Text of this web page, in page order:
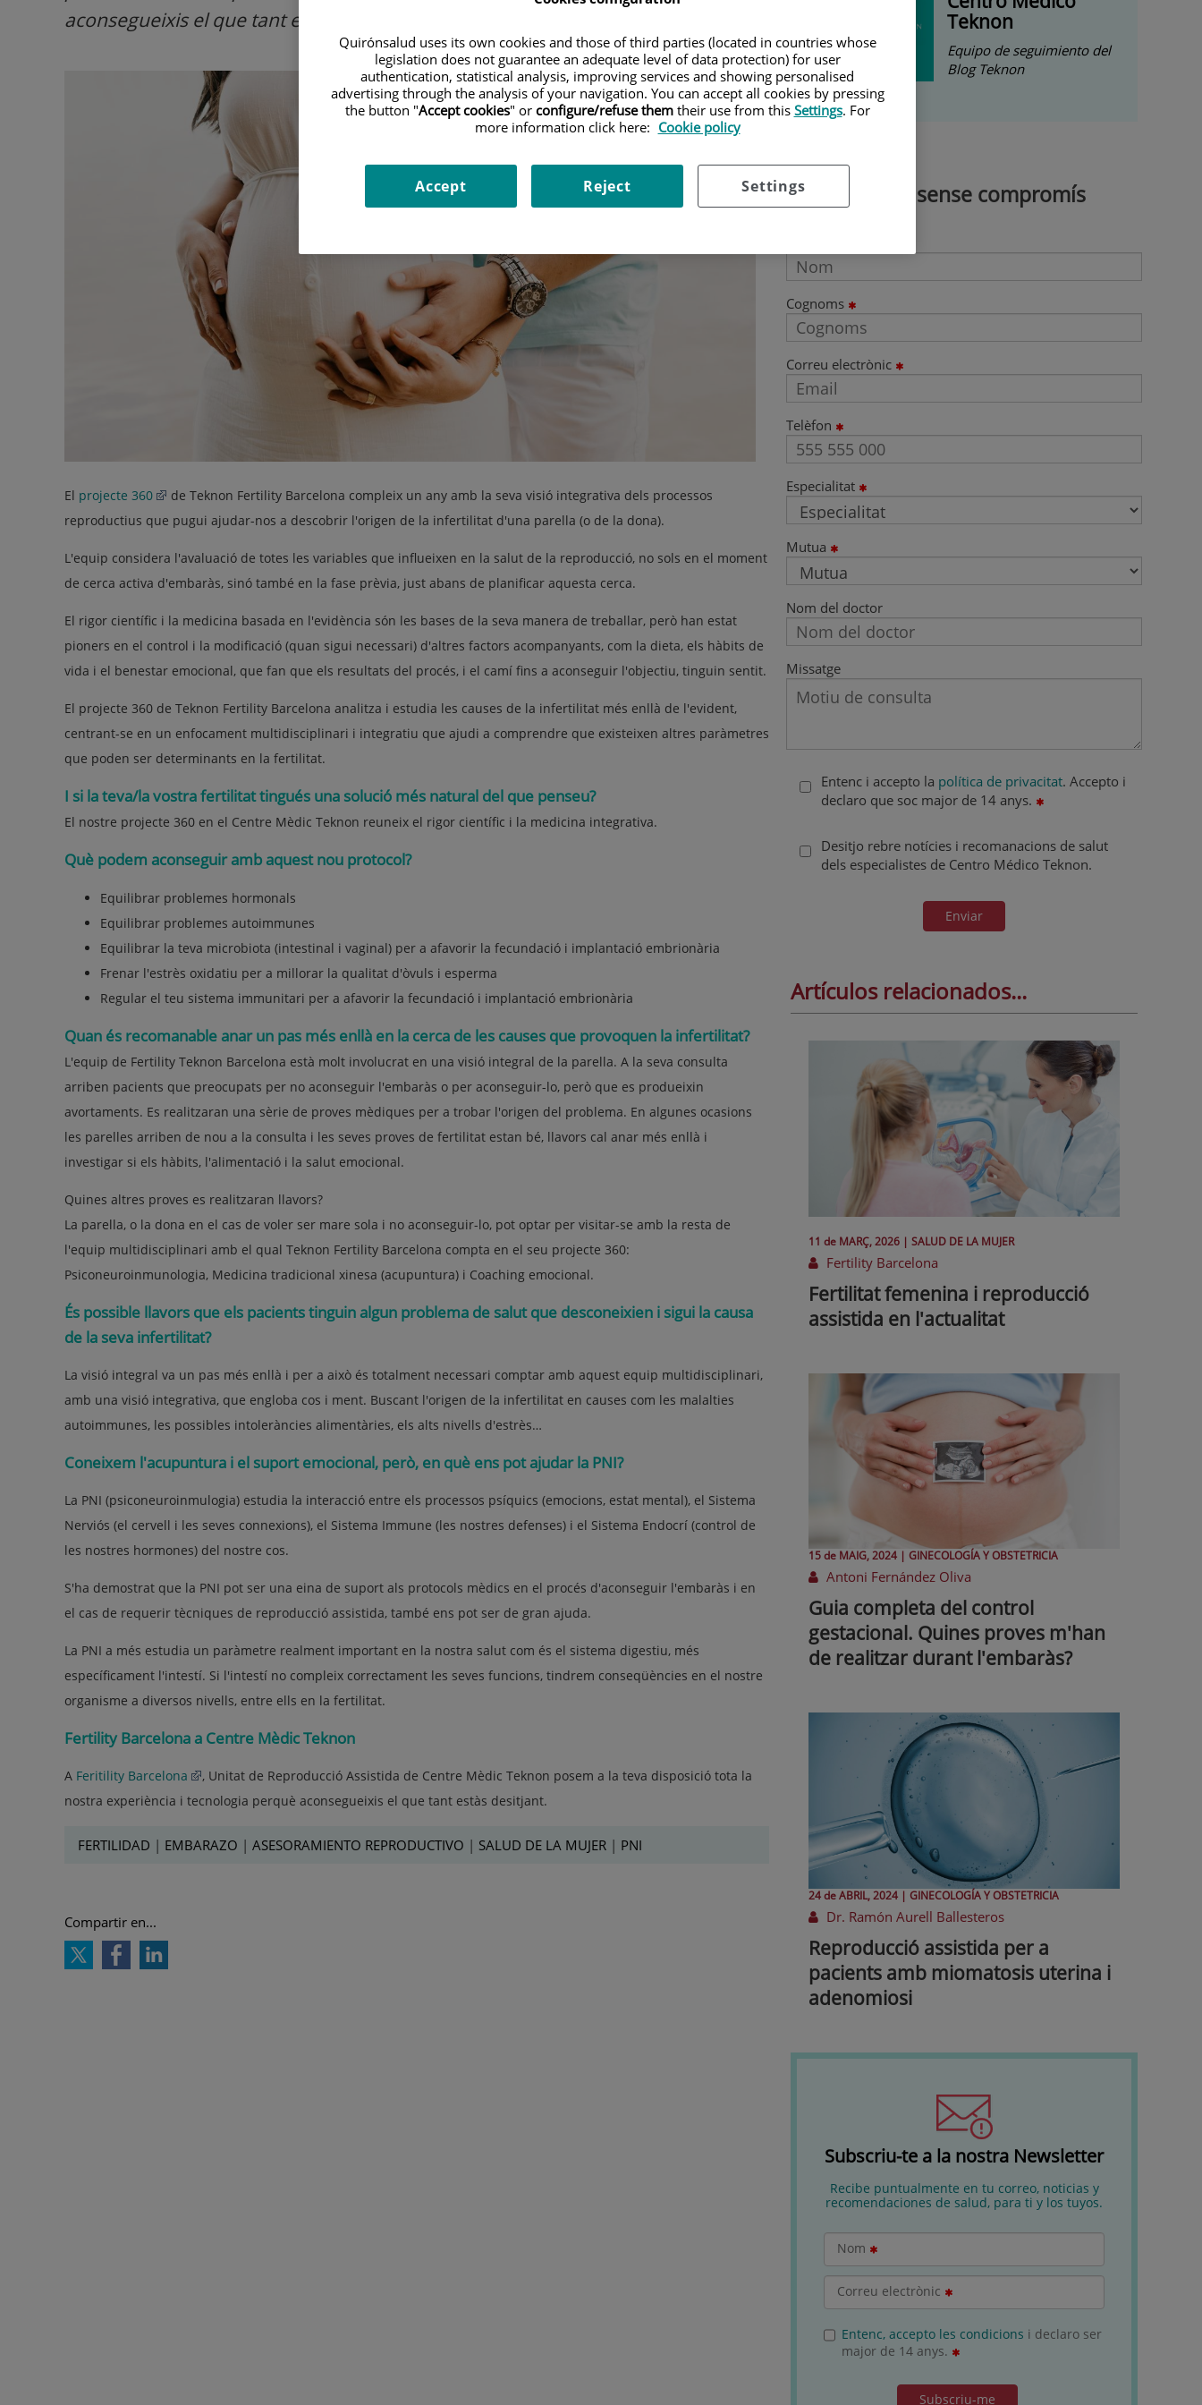
aconsegueixis el que tant estàs desitjant.
El projecte 360
de Teknon Fertility Barcelona compleix un any amb la seva visió integrativa dels processos
reproductius que pugui ajudar-nos a descobrir l'origen de la infertilitat d'una parella (o de la dona).
L'equip considera l'avaluació de totes les variables que influeixen en la salut de la reproducció, no sols en el moment
de cerca activa d'embaràs, sinó també en la fase prèvia, just abans de planificar aquesta cerca.
El rigor científic i la medicina basada en l'evidència són les bases de la seva manera de treballar, però han estat
pioners en el control i la modificació (quan sigui necessari) d'altres factors acompanyants, com la dieta, els hàbits de
vida i el benestar emocional, que fan que els resultats del procés, i el camí fins a aconseguir l'objectiu, tinguin sentit.
El projecte 360 de Teknon Fertility Barcelona analitza i estudia les causes de la infertilitat més enllà de l'evident,
centrant-se en un enfocament multidisciplinari i integratiu que ajudi a comprendre que existeixen altres paràmetres
que poden ser determinants en la fertilitat.
I si la teva/la vostra fertilitat tingués una solució més natural del que penseu?
El nostre projecte 360 en el Centre Mèdic Teknon reuneix el rigor científic i la medicina integrativa.
Què podem aconseguir amb aquest nou protocol?
Equilibrar problemes hormonals
Equilibrar problemes autoimmunes
Equilibrar la teva microbiota (intestinal i vaginal) per a afavorir la fecundació i implantació embrionària
Frenar l'estrès oxidatiu per a millorar la qualitat d'òvuls i esperma
Regular el teu sistema immunitari per a afavorir la fecundació i implantació embrionària
Quan és recomanable anar un pas més enllà en la cerca de les causes que provoquen la infertilitat?
L'equip de Fertility Teknon Barcelona està molt involucrat en una visió integral de la parella. A la seva consulta
arriben pacients que preocupats per no aconseguir l'embaràs o per aconseguir-lo, però que es produeixin
avortaments. Es realitzaran una sèrie de proves mèdiques per a trobar l'origen del problema. En algunes ocasions
les parelles arriben de nou a la consulta i les seves proves de fertilitat estan bé, llavors cal anar més enllà i
investigar si els hàbits, l'alimentació i la salut emocional.
Quines altres proves es realitzaran llavors?
La parella, o la dona en el cas de voler ser mare sola i no aconseguir-lo, pot optar per visitar-se amb la resta de
l'equip multidisciplinari amb el qual Teknon Fertility Barcelona compta en el seu projecte 360:
Psiconeuroinmunologia, Medicina tradicional xinesa (acupuntura) i Coaching emocional.
És possible llavors que els pacients tinguin algun problema de salut que desconeixien i sigui la causa
de la seva infertilitat?
La visió integral va un pas més enllà i per a això és totalment necessari comptar amb aquest equip multidisciplinari,
amb una visió integrativa, que engloba cos i ment. Buscant l'origen de la infertilitat en causes com les malalties
autoimmunes, les possibles intoleràncies alimentàries, els alts nivells d'estrès…
Coneixem l'acupuntura i el suport emocional, però, en què ens pot ajudar la PNI?
La PNI (psiconeuroinmulogia) estudia la interacció entre els processos psíquics (emocions, estat mental), el Sistema
Nerviós (el cervell i les seves connexions), el Sistema Immune (les nostres defenses) i el Sistema Endocrí (control de
les nostres hormones) del nostre cos.
S'ha demostrat que la PNI pot ser una eina de suport als protocols mèdics en el procés d'aconseguir l'embaràs i en
el cas de requerir tècniques de reproducció assistida, també ens pot ser de gran ajuda.
La PNI a més estudia un paràmetre realment important en la nostra salut com és el sistema digestiu, més
específicament l'intestí. Si l'intestí no compleix correctament les seves funcions, tindrem conseqüències en el nostre
organisme a diversos nivells, entre ells en la fertilitat.
Fertility Barcelona a Centre Mèdic Teknon
A Feritility Barcelona
, Unitat de Reproducció Assistida de Centre Mèdic Teknon posem a la teva disposició tota la
nostra experiència i tecnologia perquè aconsegueixis el que tant estàs desitjant.
FERTILIDAD | EMBARAZO | ASESORAMIENTO REPRODUCTIVO | SALUD DE LA MUJER | PNI
Compartir en...
Teknon
Equipo de seguimiento del
Blog Teknon
Demana cita sense compromís
Cognoms
Correu electrònic
Telèfon
Especialitat
Mutua
Nom del doctor
Missatge
Entenc i accepto la política de privacitat. Accepto i
declaro que soc major de 14 anys.
Desitjo rebre notícies i recomanacions de salut
dels especialistes de Centro Médico Teknon.
Enviar
Artículos relacionados...
11 de MARÇ, 2026 | SALUD DE LA MUJER
Fertility Barcelona
Fertilitat femenina i reproducció
assistida en l'actualitat
15 de MAIG, 2024 | GINECOLOGÍA Y OBSTETRICIA
Antoni Fernández Oliva
Guia completa del control
gestacional. Quines proves m'han
de realitzar durant l'embaràs?
24 deABRIL, 2024 | GINECOLOGÍA Y OBSTETRICIA
Dr. Ramón Aurell Ballesteros
Reproducció assistida per a
pacients amb miomatosis uterina i
adenomiosi
Subscriu-te a la nostra Newsletter
Recibe puntualmente en tu correo, noticias y
recomendaciones de salud, para ti y los tuyos.
Nom
Correu electrònic
Entenc, accepto les condicions i declaro ser
major de 14 anys.
Subscriu-me
Quirónsalud uses its own cookies and those of third parties (located in countries whose
legislation does not guarantee an adequate level of data protection) for user
authentication, statistical analysis, improving services and showing personalised
advertising through the analysis of your navigation. You can accept all cookies by pressing
the button "Accept cookies" or configure/refuse themtheir use from this Settings. For
more information click here: Cookie policy
Settings
Reject
Accept